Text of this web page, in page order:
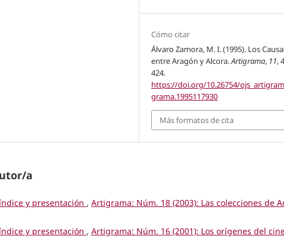
Cómo citar
Álvaro Zamora, M. I. (1995). Los
entre Aragón y Alcora.Artigrama, 11,
424.
https://doi.org/10.26754/
grama.1995117930
Más formatos de cita
a
y presentación , Artigrama: Núm. 18 (2003): Las colecciones de
y presentación , Artigrama: Núm. 16 (2001): Los orígenes del